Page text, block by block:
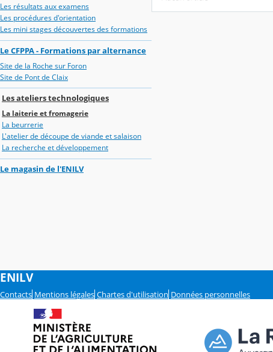
Les résultats aux examens
Les procédures d'orientation
Les mini stages découvertes des formations
Le CFPPA - Formations par alternance
Site de la Roche sur Foron
Site de Pont de Claix
Les ateliers technologiques
La laiterie et fromagerie
La beurrerie
L'atelier de découpe de viande et salaison
La recherche et développement
Le magasin de l'ENILV
ENILV
Contacts Mentions légales Chartes d'utilisation Données personnelles